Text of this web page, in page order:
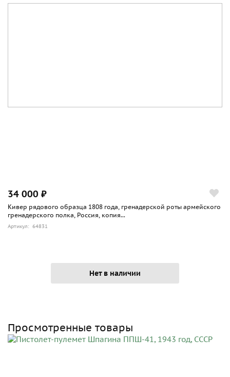
34 000 ₽
Кивер рядового образца 1808 года, гренадерской роты армейского
гренадерского полка, Россия, копия...
Артикул: 64831
Нет в наличии
Просмотренные товары